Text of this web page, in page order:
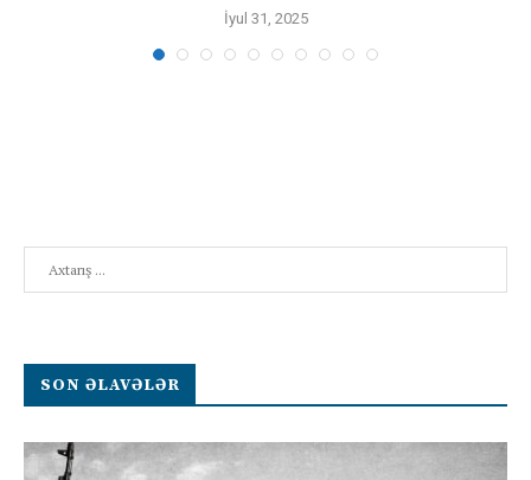
İyul 31, 2025
SON ƏLAVƏLƏR